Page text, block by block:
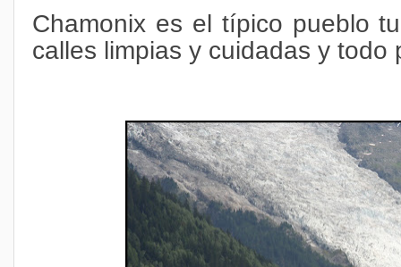
Chamonix es el típico pueblo
calles limpias y cuidadas y